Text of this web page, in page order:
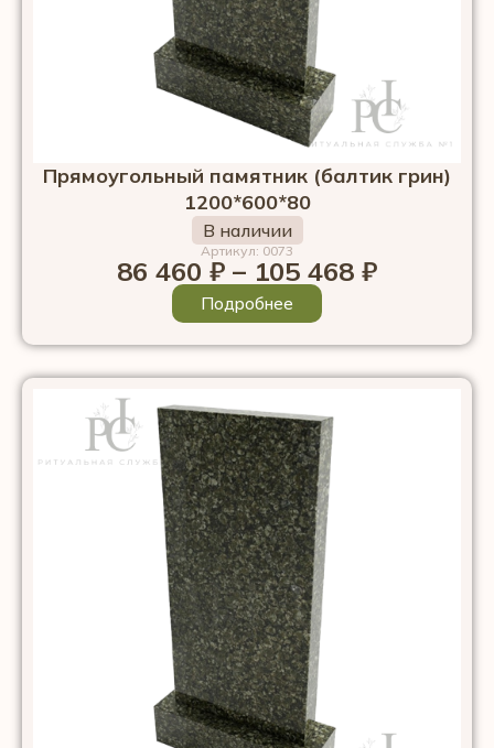
Прямоугольный памятник (балтик грин)
1200*600*80
В наличии
Артикул: 0073
86 460 ₽ – 105 468 ₽
Подробнее